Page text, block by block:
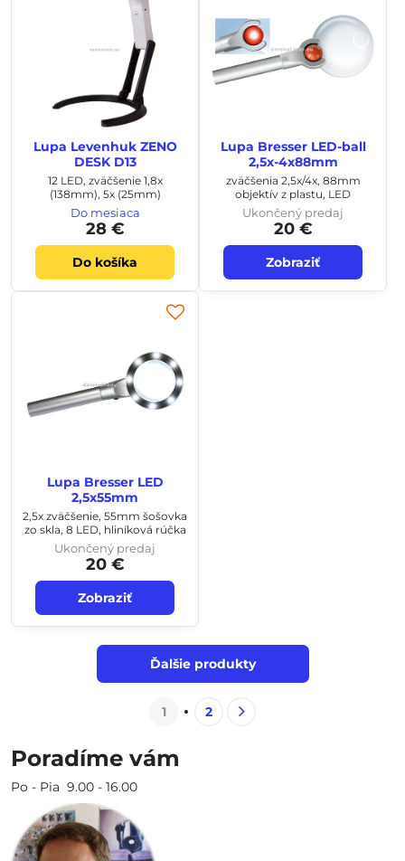
Lupa Levenhuk ZENO
DESK D13
12 LED, zväčšenie 1,8x
(138mm), 5x (25mm)
Do mesiaca
28 €
Do košíka
Lupa Bresser LED-ball
2,5x-4x88mm
zväčšenia 2,5x/4x, 88mm
objektív z plastu, LED
Ukončený predaj
20 €
Zobraziť
Lupa Bresser LED
2,5x55mm
2,5x zväčšenie, 55mm šošovka
zo skla, 8 LED, hliníková rúčka
Ukončený predaj
20 €
Zobraziť
Ďalšie produkty
1 2
Poradíme vám
Po - Pia 9.00 - 16.00